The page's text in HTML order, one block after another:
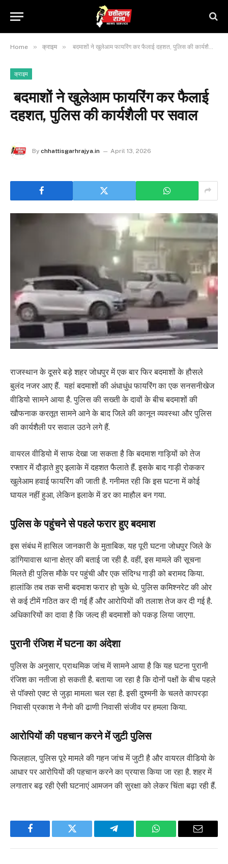
Home » क्राइम » बदमाशों ने खुलेआम फायरिंग कर फैलाई दहशत, पुलिस की कार्यशैली पर सवाल
क्राइम
बदमाशों ने खुलेआम फायरिंग कर फैलाई
दहशत, पुलिस की कार्यशैली पर सवाल
By chhattisgarhrajya.in April 13, 2026
राजस्थान के दूसरे बड़े शहर जोधपुर में एक बार फिर बदमाशों के हौसले
बुलंद नजर आए हैं. यहां बदमाशों की अंधाधुंध फायरिंग का एक सनसनीखेज
वीडियो सामने आया है. पुलिस की सख्ती के दावों के बीच बदमाशों की
खौफनाक करतूत सामने आने के बाद जिले की कानून व्यवस्था और पुलिस
की कार्यशैली पर सवाल उठने लगे हैं.
वायरल वीडियो में साफ देखा जा सकता है कि बदमाश गाड़ियों को तेज
रफ्तार में दौड़ाते हुए इलाके में दहशत फैलाते हैं. इसके बाद गाड़ी रोककर
खुलेआम हवाई फायरिंग की जाती है. गनीमत रही कि इस घटना में कोई
घायल नहीं हुआ, लेकिन इलाके में डर का माहौल बन गया.
पुलिस के पहुंचने से पहले फरार हुए बदमाश
इस संबंध में हासिल जानकारी के मुताबिक, यह पूरी घटना जोधपुर जिले के
डांगियावास थाना क्षेत्र की बताई जा रही है. वहीं, इस मामले की सूचना
मिलते ही पुलिस मौके पर पहुंची और एक संदिग्ध गाड़ी को बरामद किया.
हालांकि तब तक सभी बदमाश फरार हो चुके थे. पुलिस कमिश्नरेट की ओर
से कई टीमें गठित कर दी गई हैं और आरोपियों की तलाश तेज कर दी गई है.
अधिकारियों का दावा है कि जल्द ही बदमाशों को पकड़ लिया जाएगा.
पुरानी रंजिश में घटना का अंदेशा
पुलिस के अनुसार, प्राथमिक जांच में सामने आया है कि यह घटना पुरानी
रंजिश का नतीजा हो सकती है. बताया जा रहा है कि दोनों पक्षों के बीच पहले
से पॉक्सो एक्ट से जुड़ा मामला चल रहा है. इसी दुश्मनी के चलते कापरड़ा
निवासी प्रकाश ने नैनो की ढाणी निवासी संजीव पर हमला किया.
आरोपियों की पहचान करने में जुटी पुलिस
फिलहाल, पुलिस पूरे मामले की गहन जांच में जुटी है और वायरल वीडियो के
आधार पर आरोपियों की पहचान करने का प्रयास किया जा रहा है. शहर में
लगातार बढ़ रही ऐसी घटनाएं आमजन की सुरक्षा को लेकर चिंता बढ़ा रही हैं.
Facebook Twitter Telegram WhatsApp Email